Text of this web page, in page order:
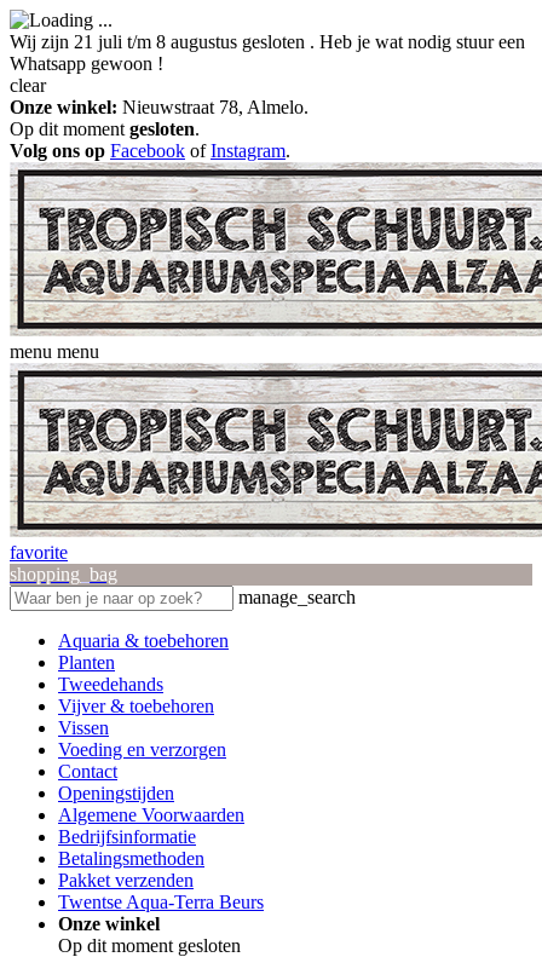
Wij zijn 21 juli t/m 8 augustus gesloten . Heb je wat nodig stuur een
Whatsapp gewoon !
clear
Onze winkel: Nieuwstraat 78, Almelo.
Op dit moment gesloten.
Volg ons op Facebook ofInstagram.
menu menu
favorite
shopping_bag
manage_search
Aquaria & toebehoren
Planten
Tweedehands
Vijver & toebehoren
Vissen
Voeding en verzorgen
Contact
Openingstijden
Algemene Voorwaarden
Bedrijfsinformatie
Betalingsmethoden
Pakket verzenden
Twentse Aqua-Terra Beurs
Onze winkel
Op dit moment gesloten